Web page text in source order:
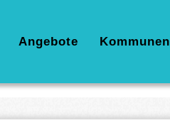
Angebote Kommunen